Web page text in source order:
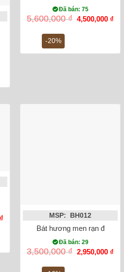
phi 27
-20%
Đã bán: 75
5,600,000₫ Giá
gốc
4,500,000 ₫
ánh kim Bát Tràng
₫ MSP: BH012
Bát hương men rạn đắp
Đã bán: 29
3,500,000₫ Giá
gốc
2,950,000 ₫